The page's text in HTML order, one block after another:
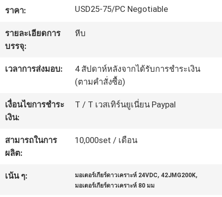
การ
ควบคุม
คุณภาพ
ติดต่อ
เรา
ข่าว
ราคา: USD25-75/PC Negotiable
รายละเอียดการ
บรรจุ:
หีบ
เวลาการส่งมอบ:
4 สัปดาห์หลังจากได้รับการชำระเงิน
(ตามคำสั่งซื้อ)
เงื่อนไขการชำระ
เงิน:
T / T เวสเทิร์นยูเนี่ยน Paypal
สามารถในการ
ผลิต:
10,000set / เดือน
เน้น ๆ: มอเตอร์เกียร์ดาวเคราะห์ 24VDC,42JMG200K,
มอเตอร์เกียร์ดาวเคราะห์ 80 มม